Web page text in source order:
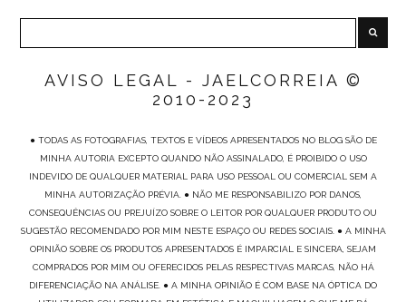
AVISO LEGAL - JAELCORREIA ©
2010-2023
● TODAS AS FOTOGRAFIAS, TEXTOS E VÍDEOS APRESENTADOS NO BLOG SÃO DE
MINHA AUTORIA EXCEPTO QUANDO NÃO ASSINALADO, É PROIBIDO O USO
INDEVIDO DE QUALQUER MATERIAL PARA USO PESSOAL OU COMERCIAL SEM A
MINHA AUTORIZAÇÃO PRÉVIA. ● NÃO ME RESPONSABILIZO POR DANOS,
CONSEQUÊNCIAS OU PREJUÍZO SOBRE O LEITOR POR QUALQUER PRODUTO OU
SUGESTÃO RECOMENDADO POR MIM NESTE ESPAÇO OU REDES SOCIAIS. ● A MINHA
OPINIÃO SOBRE OS PRODUTOS APRESENTADOS É IMPARCIAL E SINCERA, SEJAM
COMPRADOS POR MIM OU OFERECIDOS PELAS RESPECTIVAS MARCAS, NÃO HÁ
DIFERENCIAÇÃO NA ANÁLISE. ● A MINHA OPINIÃO É COM BASE NA ÓPTICA DO